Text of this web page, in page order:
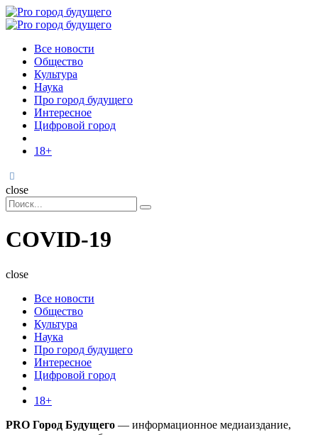
Menu
Поиск
Menu
Pro
Все новости
Общество
Культура
Наука
Про город будущего
Интересное
Цифровой город
18+
Поиск
close
Search
for:
Поиск
COVID-19
close
Все новости
Общество
Культура
Наука
Про город будущего
Интересное
Цифровой город
18+
PRO Город Будущего — информационное медиаиздание,